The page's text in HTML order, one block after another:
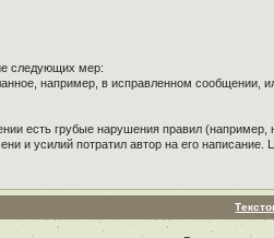
следующих мер:
например, в исправленном сообщении,
есть грубые нарушения правил
и усилий потратил автор на его написание.